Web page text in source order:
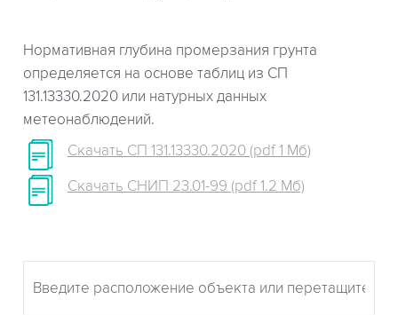
Нормативная глубина промерзания грунта
определяется на основе таблиц из СП
131.13330.2020 или натурных данных
метеонаблюдений.
Скачать СП 131.13330.2020 (pdf 1 Мб)
Скачать СНИП 23.01-99 (pdf 1.2 Мб)